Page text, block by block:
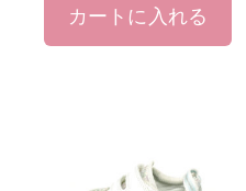
カートに入れる